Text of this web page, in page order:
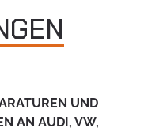
UND
AN AUDI, VW,